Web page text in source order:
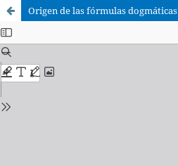
Origen de las fórmulas dogmáticas